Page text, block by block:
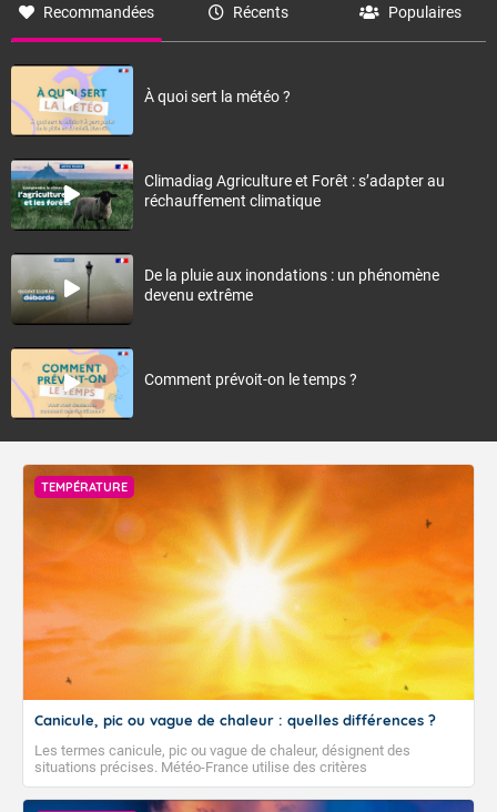
Recommandées Récents Populaires
À quoi sert la météo ?
Climadiag Agriculture et Forêt : s’adapter au
réchauffement climatique
De la pluie aux inondations : un phénomène
devenu extrême
Comment prévoit-on le temps ?
TEMPÉRATURE
Canicule, pic ou vague de chaleur : quelles différences ?
Les termes canicule, pic ou vague de chaleur, désignent des
situations précises. Météo-France utilise des critères
climatologiques pour évaluer et qualifier les épisodes de chaleur qui
peuvent avoir des impacts sanitaires et socio-économiques